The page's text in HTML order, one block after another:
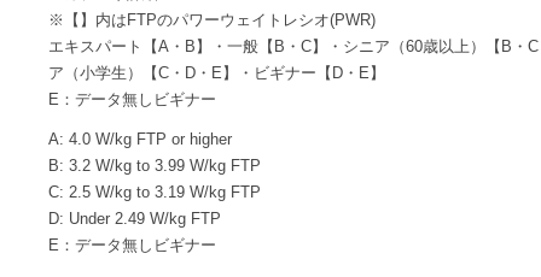
※【】内はFTPのパワーウェイトレシオ(PWR)
エキスパート【A・B】・一般【B・C】・シニア（60歳以上）【B・
ア（小学生）【C・D・E】・ビギナー【D・E】
E：データ無しビギナー
A: 4.0 W/kg FTP or higher
B: 3.2 W/kg to 3.99 W/kg FTP
C: 2.5 W/kg to 3.19 W/kg FTP
D: Under 2.49 W/kg FTP
E：データ無しビギナー